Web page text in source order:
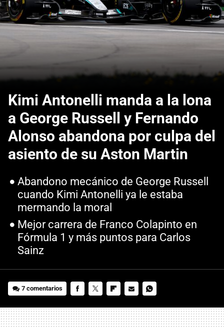
Kimi Antonelli manda a la lona
a George Russell y Fernando
Alonso abandona por culpa del
asiento de su Aston Martin
Abandono mecánico de George Russell
cuando Kimi Antonelli ya le estaba
mermando la moral
Mejor carrera de Franco Colapinto en
Fórmula 1 y más puntos para Carlos
Sainz
7 comentarios
MAIL